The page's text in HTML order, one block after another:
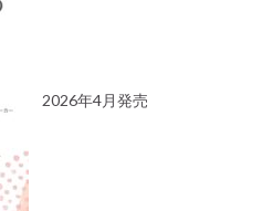
2026年4月発売